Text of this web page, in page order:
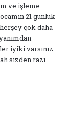
işleme
21 günlük
çok daha
iyiki varsınız
sizden razı